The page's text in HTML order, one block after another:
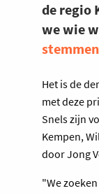
de regio
we wie
Het is de
met deze
Snels zijn
Kempen,
door Jong
"We